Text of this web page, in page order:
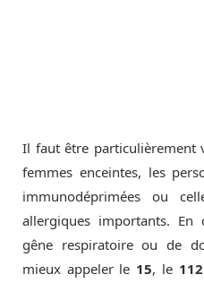
Il faut être particulièrement
femmes enceintes, les
immunodéprimées ou
allergiques importants. En
gêne respiratoire ou de
mieux appeler le 15, le 112